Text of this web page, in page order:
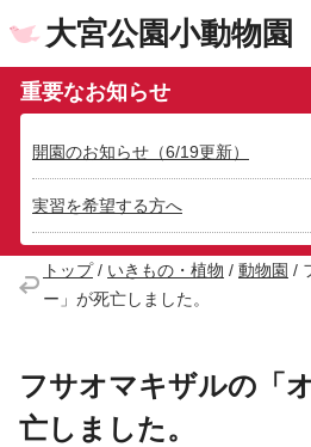
大宮公園小動物園
重要なお知らせ
開園のお知らせ（6/19更新）
実習を希望する方へ
トップ/ いきもの・植物 / 動物園 /
ー」が死亡しました。
フサオマキザルの「
亡しました。